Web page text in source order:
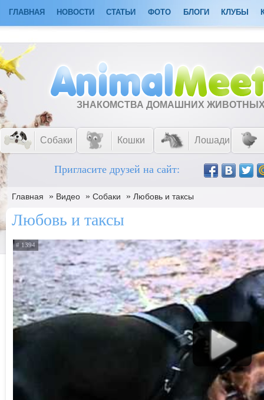
ГЛАВНАЯ НОВОСТИ СТАТЬИ ФОТО БЛОГИ КЛУБЫ
ЗНАКОМСТВА ДОМАШНИХ
Собаки Кошки Лошади
Пригласите друзей на сайт:
Главная » Видео » Собаки » Любовь и таксы
Любовь и таксы
# 1394